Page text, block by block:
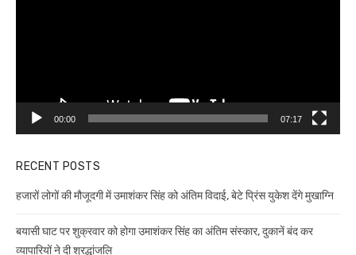
00:00 07:17
RECENT POSTS
हजारों लोगों की मौजूदगी में उमाशंकर सिंह को अंतिम विदाई, बेटे प्रिंस युकेश देंगे मुखाग्नि
बयासी घाट पर शुक्रवार को होगा उमाशंकर सिंह का अंतिम संस्कार, दुकानें बंद कर
व्यापारियों ने दी श्रद्धांजलि